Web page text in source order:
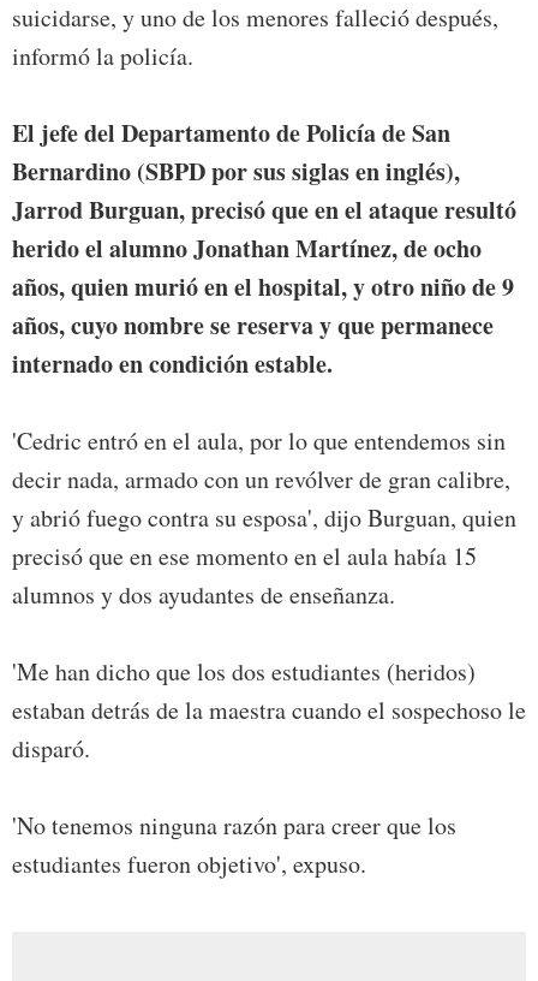
suicidarse, y uno de los menores falleció después,
informó la policía.
El jefe del Departamento de Policía de San
Bernardino (SBPD por sus siglas en inglés),
Jarrod Burguan, precisó que en el ataque resultó
herido el alumno Jonathan Martínez, de ocho
años, quien murió en el hospital, y otro niño de 9
años, cuyo nombre se reserva y que permanece
internado en condición estable.
'Cedric entró en el aula, por lo que entendemos sin
decir nada, armado con un revólver de gran calibre,
y abrió fuego contra su esposa', dijo Burguan, quien
precisó que en ese momento en el aula había 15
alumnos y dos ayudantes de enseñanza.
'Me han dicho que los dos estudiantes (heridos)
estaban detrás de la maestra cuando el sospechoso le
disparó.
'No tenemos ninguna razón para creer que los
estudiantes fueron objetivo', expuso.